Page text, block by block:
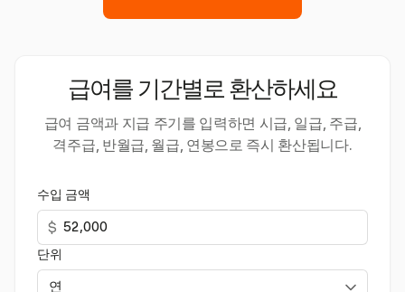
급여를 기간별로 환산하세요
급여 금액과 지급 주기를 입력하면 시급, 일급, 주급,
격주급, 반월급, 월급, 연봉으로 즉시 환산됩니다.
수입 금액
$
단위